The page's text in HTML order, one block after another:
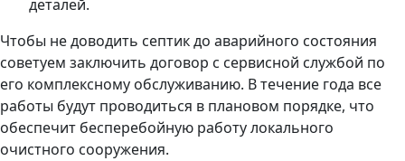
деталей.
Чтобы не доводить септик до аварийного состояния
советуем заключить договор с сервисной службой по
его комплексному обслуживанию. В течение года все
работы будут проводиться в плановом порядке, что
обеспечит бесперебойную работу локального
очистного сооружения.